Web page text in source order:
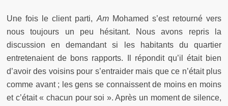
Une fois le client parti, Am Mohamed s’est retourné vers
nous toujours un peu hésitant. Nous avons repris la
discussion en demandant si les habitants du quartier
entretenaient de bons rapports. Il répondit qu’il était bien
d’avoir des voisins pour s’entraider mais que ce n’était plus
comme avant ; les gens se connaissent de moins en moins
et c’était « chacun pour soi ». Après un moment de silence,